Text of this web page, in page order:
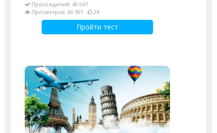
Прохождений: 40 047
Просмотров: 66 591
24
Пройти тест